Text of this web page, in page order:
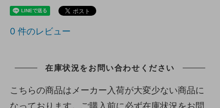
0 件のレビュー
在庫状況をお問い合わせください
こちらの商品はメーカー入荷が大変少ない商品に
なっております。ご購入前に必ず在庫状況をお問